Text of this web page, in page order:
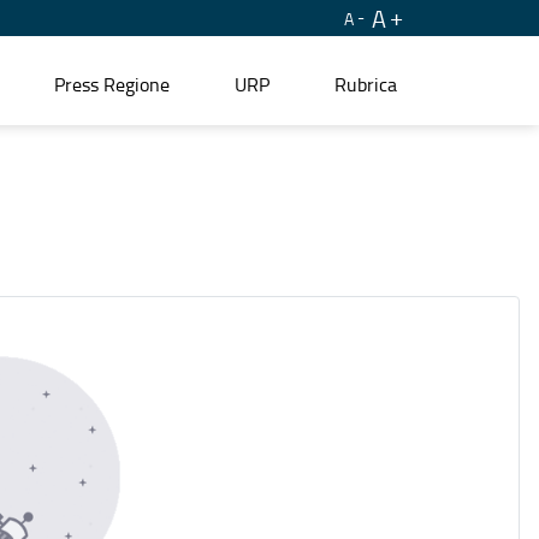
A A
Press Regione URP Rubrica